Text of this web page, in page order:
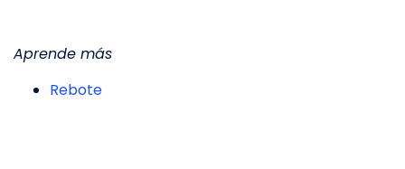
Aprende más
Rebote